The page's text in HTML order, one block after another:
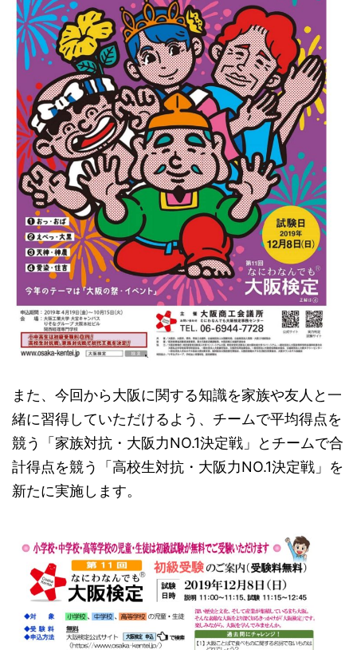
また、今回から大阪に関する知識を家族や友人と一
緒に習得していただけるよう、チームで平均得点を
競う「家族対抗・大阪力NO.1決定戦」とチームで合
計得点を競う「高校生対抗・大阪力NO.1決定戦」を
新たに実施します。